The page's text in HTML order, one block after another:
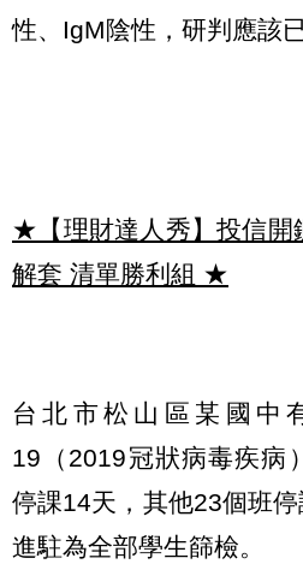
性、IgM陰性，研判應該
★【理財達人秀】投信開
解套 清單勝利組 ★
台北市松山區某國中
19（2019冠狀病毒疾病
停課14天，其他23個班
進駐為全部學生篩檢。